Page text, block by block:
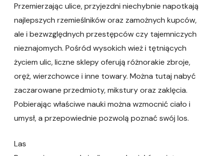
Przemierzając ulice, przyjezdni niechybnie napotkają
najlepszych rzemieślników oraz zamożnych kupców,
ale i bezwzględnych przestępców czy tajemniczych
nieznajomych. Pośród wysokich wież i tętniących
życiem ulic, liczne sklepy oferują różnorakie zbroje,
oręż, wierzchowce i inne towary. Można tutaj nabyć
zaczarowane przedmioty, mikstury oraz zaklęcia.
Pobierając właściwe nauki można wzmocnić ciało i
umysł, a przepowiednie pozwolą poznać swój los.
Las